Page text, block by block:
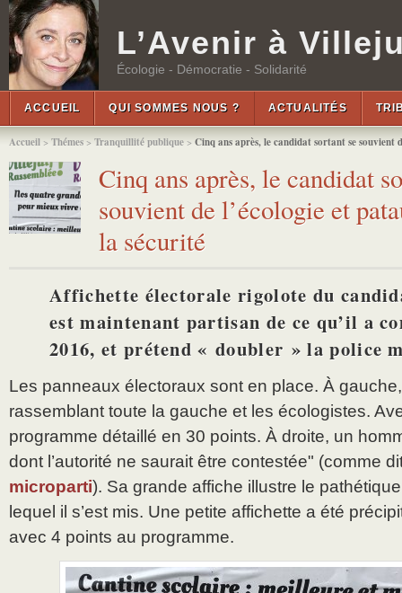
L’Avenir à
Écologie - Démocratie - Solidarité
ACCUEIL QUI SOMMES NOUS ? ACTUALITÉS
Accueil > Thémes > Tranquillité publique > Cinq ans après, le candidat sortant se souvient
Cinq ans après, le candidat
souvient de l’écologie et
la sécurité
Affichette électorale rigolote du
est maintenant partisan de ce qu’il a
2016, et prétend « doubler » la police
Les panneaux électoraux sont en place. À
rassemblant toute la gauche et les écologistes.
programme détaillé en 30 points. À droite, un
dont l’autorité ne saurait être contestée" (comme
microparti). Sa grande affiche illustre le
lequel il s’est mis. Une petite affichette a été
avec 4 points au programme.